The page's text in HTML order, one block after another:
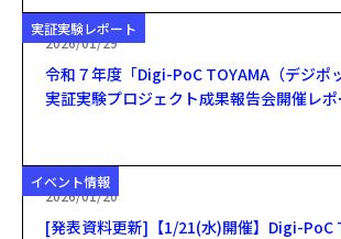
実証実験レポート
2026/01/29
令和７年度「Digi-PoC TOYAMA（デジポ
実証実験プロジェクト成果報告会開催レポ
イベント情報
2026/01/20
[発表資料更新]【1/21(水)開催】Digi-PoC